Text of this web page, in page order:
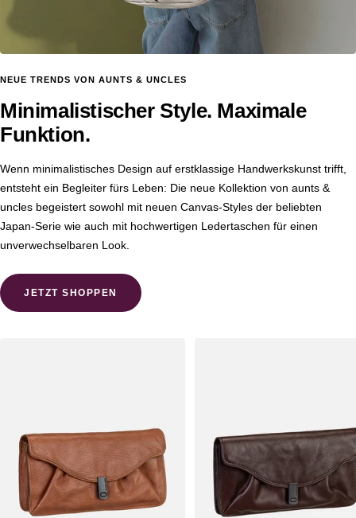
NEUE TRENDS VON AUNTS & UNCLES
Minimalistischer Style. Maximale
Funktion.
Wenn minimalistisches Design auf erstklassige Handwerkskunst trifft,
entsteht ein Begleiter fürs Leben: Die neue Kollektion von aunts &
uncles begeistert sowohl mit neuen Canvas-Styles der beliebten
Japan-Serie wie auch mit hochwertigen Ledertaschen für einen
unverwechselbaren Look.
JETZT SHOPPEN